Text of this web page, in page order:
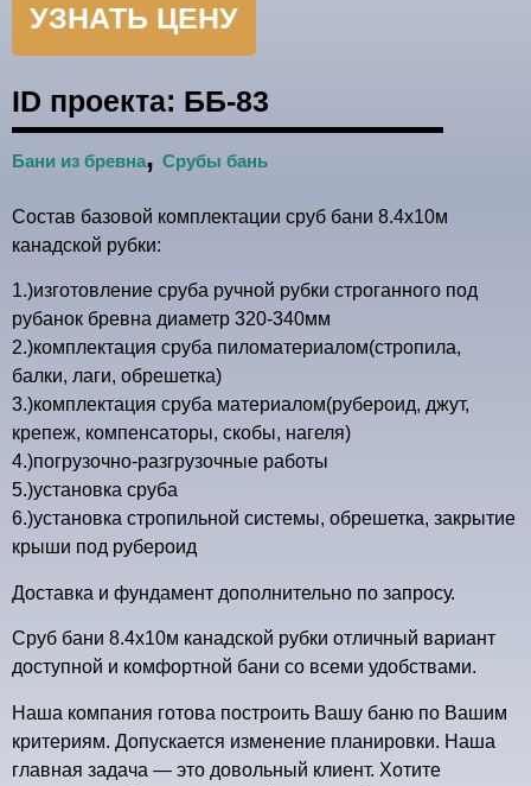
УЗНАТЬ ЦЕНУ
ID проекта: ББ-83
Бани из бревна, Срубы бань
Состав базовой комплектации сруб бани 8.4х10м
канадской рубки:
1.)изготовление сруба ручной рубки строганного под
рубанок бревна диаметр 320-340мм
2.)комплектация сруба пиломатериалом(стропила,
балки, лаги, обрешетка)
3.)комплектация сруба материалом(рубероид, джут,
крепеж, компенсаторы, скобы, нагеля)
4.)погрузочно-разгрузочные работы
5.)установка сруба
6.)установка стропильной системы, обрешетка, закрытие
крыши под рубероид
Доставка и фундамент дополнительно по запросу.
Сруб бани 8.4х10м канадской рубки отличный вариант
доступной и комфортной бани со всеми удобствами.
Наша компания готова построить Вашу баню по Вашим
критериям. Допускается изменение планировки. Наша
главная задача — это довольный клиент. Хотите